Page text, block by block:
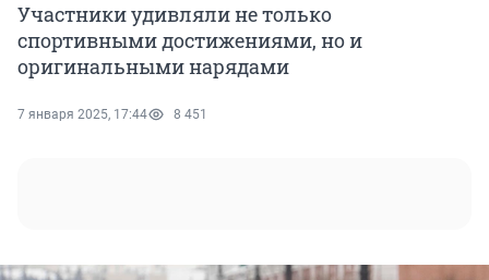
Участники удивляли не только
спортивными достижениями, но и
оригинальными нарядами
7 января 2025, 17:44 8 451